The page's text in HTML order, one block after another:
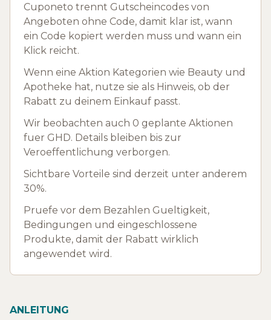
Cuponeto trennt Gutscheincodes von
Angeboten ohne Code, damit klar ist, wann
ein Code kopiert werden muss und wann ein
Klick reicht.
Wenn eine Aktion Kategorien wie Beauty und
Apotheke hat, nutze sie als Hinweis, ob der
Rabatt zu deinem Einkauf passt.
Wir beobachten auch 0 geplante Aktionen
fuer GHD. Details bleiben bis zur
Veroeffentlichung verborgen.
Sichtbare Vorteile sind derzeit unter anderem
30%.
Pruefe vor dem Bezahlen Gueltigkeit,
Bedingungen und eingeschlossene
Produkte, damit der Rabatt wirklich
angewendet wird.
ANLEITUNG